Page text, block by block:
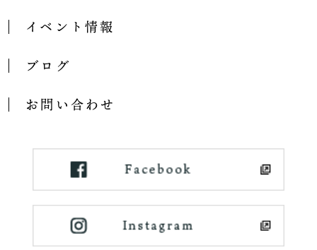
イベント情報
ブログ
お問い合わせ